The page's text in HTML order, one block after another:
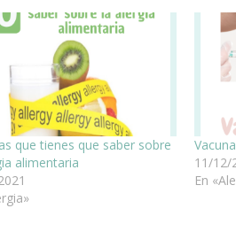
que tienes que saber sobre
alimentaria
11/12/
En